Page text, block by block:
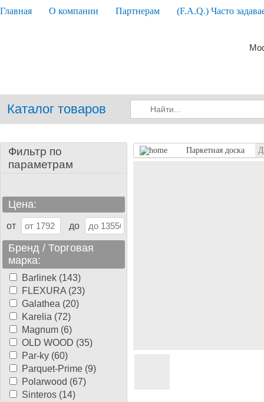
Главная О компании Партнерам (F.A.Q.) Часто
Каталог товаров
Фильтр по
параметрам
Цена:
от до
Бренд / Торговая
марка:
Barlinek (143)
FLEXURA (23)
Galathea (20)
Karelia (72)
Magnum (6)
OLD WOOD (35)
Par-ky (60)
Parquet-Prime (9)
Polarwood (67)
Sinteros (14)
Паркетная доска